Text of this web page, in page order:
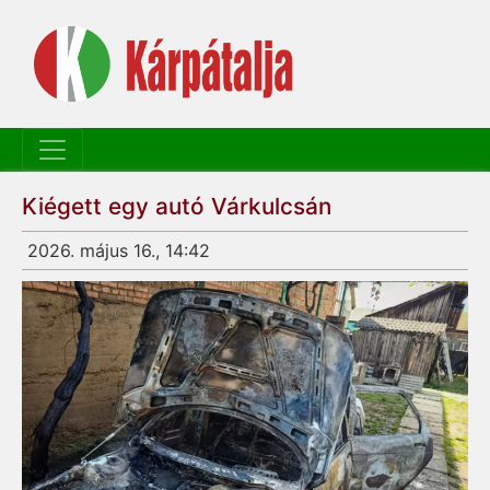
Kiégett egy autó Várkulcsán
2026. május 16., 14:42